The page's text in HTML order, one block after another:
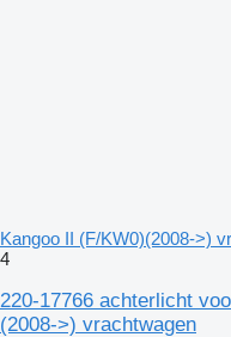
Kangoo II (F/KW0)(2008->)
4
220-17766 achterlicht
(2008->) vrachtwagen